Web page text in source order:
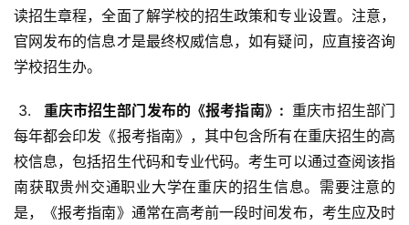
读招生章程，全面了解学校的招生政策和专业设置。注意，
官网发布的信息才是最终权威信息，如有疑问，应直接咨询
学校招生办。
3.
  重庆市招生部门发布的《报考指南》:
重庆市招生部门
每年都会印发《报考指南》，其中包含所有在重庆招生的高
校信息，包括招生代码和专业代码。考生可以通过查阅该指
南获取贵州交通职业大学在重庆的招生信息。需要注意的
是，《报考指南》通常在高考前一段时间发布，考生应及时